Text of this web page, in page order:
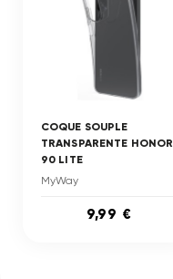
COQUE SOUPLE
TRANSPARENTE HONOR
90 LITE
MyWay
9,99 €